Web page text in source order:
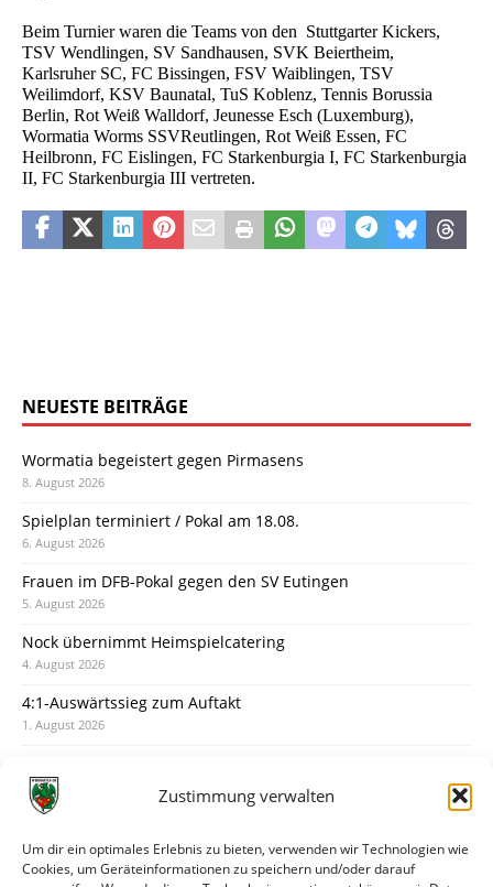
Zustimmung verwalten
Um dir ein optimales Erlebnis zu bieten, verwenden wir Technologien wie
Cookies, um Geräteinformationen zu speichern und/oder darauf
Beim Turnier waren die Teams von den Stuttgarter Kickers,
TSV Wendlingen, SV Sandhausen, SVK Beiertheim,
Karlsruher SC, FC Bissingen, FSV Waiblingen, TSV
Weilimdorf, KSV Baunatal, TuS Koblenz, Tennis Borussia
Berlin, Rot Weiß Walldorf, Jeunesse Esch (Luxemburg),
Wormatia Worms SSVReutlingen, Rot Weiß Essen, FC
Heilbronn, FC Eislingen, FC Starkenburgia I, FC Starkenburgia
II, FC Starkenburgia III vertreten.
NEUESTE BEITRÄGE
Wormatia begeistert gegen Pirmasens
8. August 2026
Spielplan terminiert / Pokal am 18.08.
6. August 2026
Frauen im DFB-Pokal gegen den SV Eutingen
5. August 2026
Nock übernimmt Heimspielcatering
4. August 2026
4:1-Auswärtssieg zum Auftakt
1. August 2026
31. Juli 2026
30. Juli 2026